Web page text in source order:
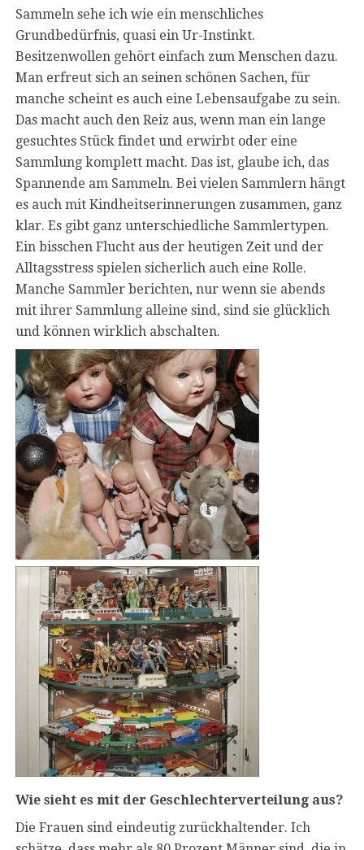
Sammeln sehe ich wie ein menschliches
Grundbedürfnis, quasi ein Ur-Instinkt.
Besitzenwollen gehört einfach zum Menschen dazu.
Man erfreut sich an seinen schönen Sachen, für
manche scheint es auch eine Lebensaufgabe zu sein.
Das macht auch den Reiz aus, wenn man ein lange
gesuchtes Stück findet und erwirbt oder eine
Sammlung komplett macht. Das ist, glaube ich, das
Spannende am Sammeln. Bei vielen Sammlern hängt
es auch mit Kindheitserinnerungen zusammen, ganz
klar. Es gibt ganz unterschiedliche Sammlertypen.
Ein bisschen Flucht aus der heutigen Zeit und der
Alltagsstress spielen sicherlich auch eine Rolle.
Manche Sammler berichten, nur wenn sie abends
mit ihrer Sammlung alleine sind, sind sie glücklich
und können wirklich abschalten.
Wie sieht es mit der Geschlechterverteilung aus?
Die Frauen sind eindeutig zurückhaltender. Ich